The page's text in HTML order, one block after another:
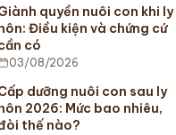
quyền nuôi con khi ly
Điều kiện và chứng cứ
có
03/08/2026
dưỡng nuôi con sau ly
2026: Mức bao nhiêu,
thế nào?